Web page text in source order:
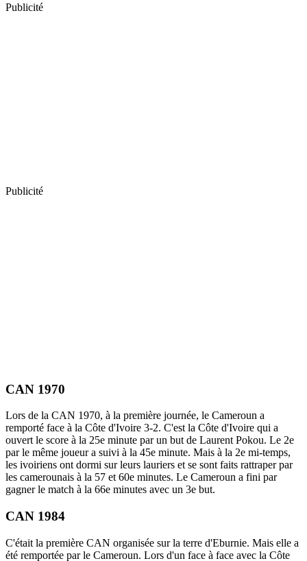
Publicité
Publicité
CAN 1970
Lors de la CAN 1970, à la première journée, le Cameroun a
remporté face à la Côte d'Ivoire 3-2. C'est la Côte d'Ivoire qui a
ouvert le score à la 25e minute par un but de Laurent Pokou. Le 2e
par le même joueur a suivi à la 45e minute. Mais à la 2e mi-temps,
les ivoiriens ont dormi sur leurs lauriers et se sont faits rattraper par
les camerounais à la 57 et 60e minutes. Le Cameroun a fini par
gagner le match à la 66e minutes avec un 3e but.
CAN 1984
C'était la première CAN organisée sur la terre d'Eburnie. Mais elle a
été remportée par le Cameroun. Lors d'un face à face avec la Côte